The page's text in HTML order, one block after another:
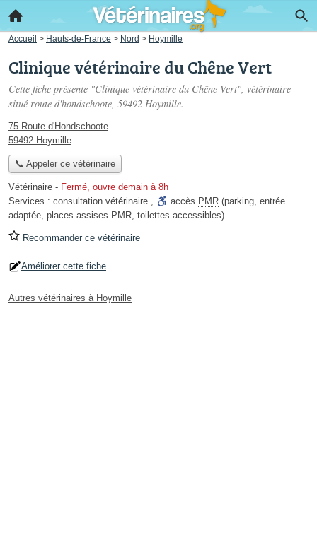
Accueil > Hauts-de-France > Nord > Hoymille
Clinique vétérinaire du Chêne Vert
Cette fiche présente "Clinique vétérinaire du Chêne Vert", vétérinaire
situé route d'hondschoote, 59492 Hoymille.
75 Route d'Hondschoote
59492 Hoymille
📞 Appeler ce vétérinaire
Vétérinaire - Fermé, ouvre demain à 8h
Services : consultation vétérinaire , accès PMR (parking, entrée
adaptée, places assises PMR, toilettes accessibles)
Recommander ce vétérinaire
Améliorer cette fiche
Autres vétérinaires à Hoymille